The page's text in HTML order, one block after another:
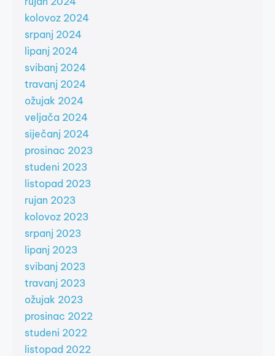
kolovoz 2024
srpanj 2024
lipanj 2024
svibanj 2024
travanj 2024
ožujak 2024
veljača 2024
siječanj 2024
prosinac 2023
studeni 2023
listopad 2023
rujan 2023
kolovoz 2023
srpanj 2023
lipanj 2023
svibanj 2023
travanj 2023
ožujak 2023
prosinac 2022
studeni 2022
listopad 2022